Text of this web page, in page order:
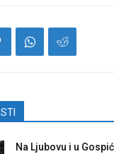
Na Ljubovu i u